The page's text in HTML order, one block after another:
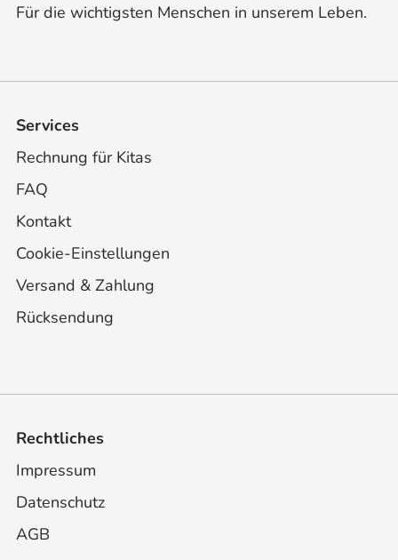
Für die wichtigsten Menschen in unserem Leben.
Services
Rechnung für Kitas
FAQ
Kontakt
Cookie-Einstellungen
Versand & Zahlung
Rücksendung
Rechtliches
Impressum
Datenschutz
AGB